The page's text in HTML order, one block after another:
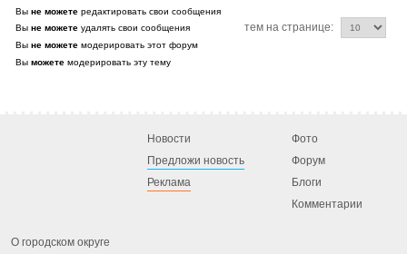
Вы не можете редактировать свои сообщения
Вы не можете удалять свои сообщения
Вы не можете модерировать этот форум
Вы можете модерировать эту тему
тем на странице:
Новости
Предложи новость
Реклама
Фото
Форум
Блоги
Комментарии
О городском округе